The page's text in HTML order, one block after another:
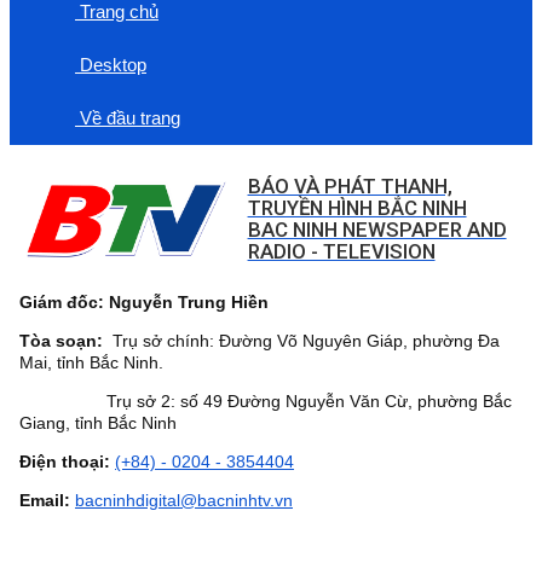
Trang chủ
Desktop
Về đầu trang
BÁO VÀ PHÁT THANH,
TRUYỀN HÌNH BẮC NINH
BAC NINH NEWSPAPER AND
RADIO - TELEVISION
Giám đốc: Nguyễn Trung Hiền
Tòa soạn: Trụ sở chính: Đường Võ Nguyên Giáp, phường Đa
Mai, tỉnh Bắc Ninh.
Trụ sở 2: số 49 Đường Nguyễn Văn Cừ, phường Bắc
Giang, tỉnh Bắc Ninh
Điện thoại: (+84) - 0204 - 3854404
Email: bacninhdigital@bacninhtv.vn